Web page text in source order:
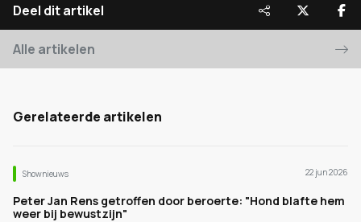
Deel dit artikel
Alle artikelen
Gerelateerde artikelen
Shownieuws 22 jun 2026
Peter Jan Rens getroffen door beroerte: "Hond blafte hem
weer bij bewustzijn"